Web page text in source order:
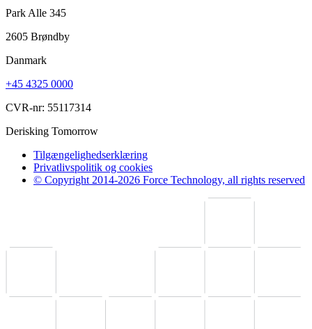
Park Alle 345
2605 Brøndby
Danmark
+45 4325 0000
CVR-nr: 55117314
Derisking Tomorrow
Tilgængelighedserklæring
Privatlivspolitik og cookies
© Copyright 2014-2026 Force Technology, all rights reserved